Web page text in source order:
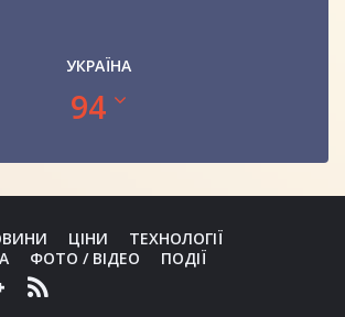
УКРАЇНА
94
ЦІНИ
ТЕХНОЛОГІЇ
ФОТО / ВІДЕО ПОДІЇ